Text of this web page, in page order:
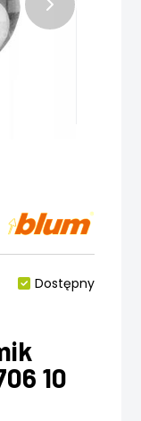
Dostępny
10